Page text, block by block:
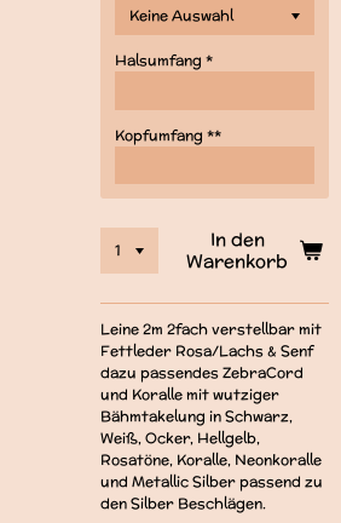
Halsumfang *
Kopfumfang **
In den
Warenkorb
Leine 2m 2fach verstellbar mit
Fettleder Rosa/Lachs & Senf
dazu passendes ZebraCord
und Koralle mit wutziger
Bähmtakelung in Schwarz,
Weiß, Ocker, Hellgelb,
Rosatöne, Koralle, Neonkoralle
und Metallic Silber passend zu
den Silber Beschlägen.